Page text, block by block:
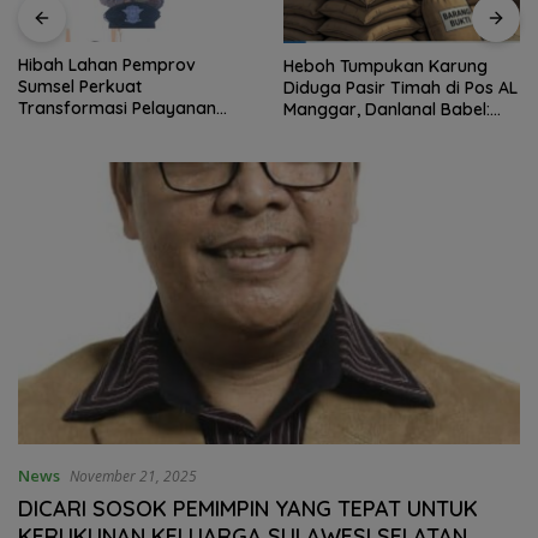
Hibah Lahan Pemprov
Sumsel Perkuat
Transformasi Pelayanan
Heboh Tumpukan Karung
Diduga Pasir Timah di Pos AL
Manggar, Danlanal Babel:
News November 21, 2025
DICARI SOSOK PEMIMPIN YANG TEPAT UNTUK